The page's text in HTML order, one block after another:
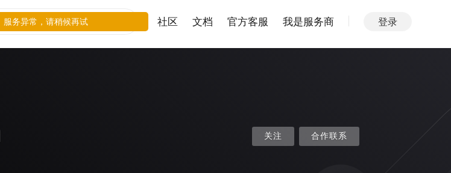
社区 文档 官方客服 我是服务商 登录
关注 合作联系
服务异常，请稍候再试